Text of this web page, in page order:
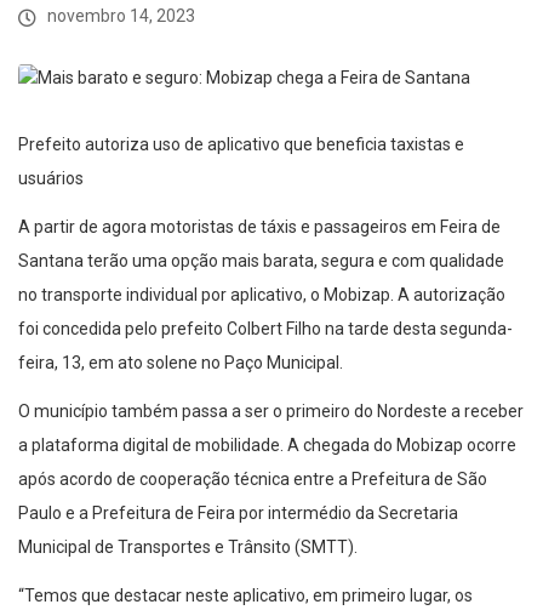
novembro 14, 2023
Prefeito autoriza uso de aplicativo que beneficia taxistas e
usuários
A partir de agora motoristas de táxis e passageiros em Feira de
Santana terão uma opção mais barata, segura e com qualidade
no transporte individual por aplicativo, o Mobizap. A autorização
foi concedida pelo prefeito Colbert Filho na tarde desta segunda-
feira, 13, em ato solene no Paço Municipal.
O município também passa a ser o primeiro do Nordeste a receber
a plataforma digital de mobilidade. A chegada do Mobizap ocorre
após acordo de cooperação técnica entre a Prefeitura de São
Paulo e a Prefeitura de Feira por intermédio da Secretaria
Municipal de Transportes e Trânsito (SMTT).
“Temos que destacar neste aplicativo, em primeiro lugar, os